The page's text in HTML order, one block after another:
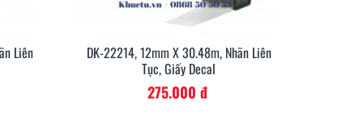
Liên Xem Nhanh
DK-22214, 12mm X 30.48m, Nhãn Liên
Tục, Giấy Decal
275.000 đ